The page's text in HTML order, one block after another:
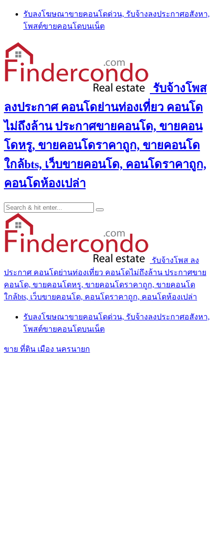
Skip
content
รับลงโฆษณาขายคอนโดด่วน, รับจ้างลงประกาศอสังหา,
โพสต์ขายคอนโดบนเน็ต
รับจ้างโพส
ลงประกาศ คอนโดย่านท่องเที่ยว คอนโด
ไม่ถึงล้าน ประกาศขายคอนโด, ขายคอน
โดหรู, ขายคอนโดราคาถูก, ขายคอนโด
ใกล้bts, เว็บขายคอนโด, คอนโดราคาถูก,
คอนโดห้องเปล่า
รับจ้างโพส ลง
ประกาศ คอนโดย่านท่องเที่ยว คอนโดไม่ถึงล้าน ประกาศขาย
คอนโด, ขายคอนโดหรู, ขายคอนโดราคาถูก, ขายคอนโด
ใกล้bts, เว็บขายคอนโด, คอนโดราคาถูก, คอนโดห้องเปล่า
รับลงโฆษณาขายคอนโดด่วน, รับจ้างลงประกาศอสังหา,
โพสต์ขายคอนโดบนเน็ต
ขาย ที่ดิน เมือง นครนายก